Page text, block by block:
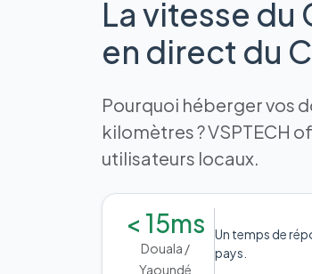
La vitesse du
en direct du
Pourquoi héberger vos
kilomètres ? VSPTECH
utilisateurs locaux.
< 15ms
Douala /
Yaoundé
Un temps de
pays.